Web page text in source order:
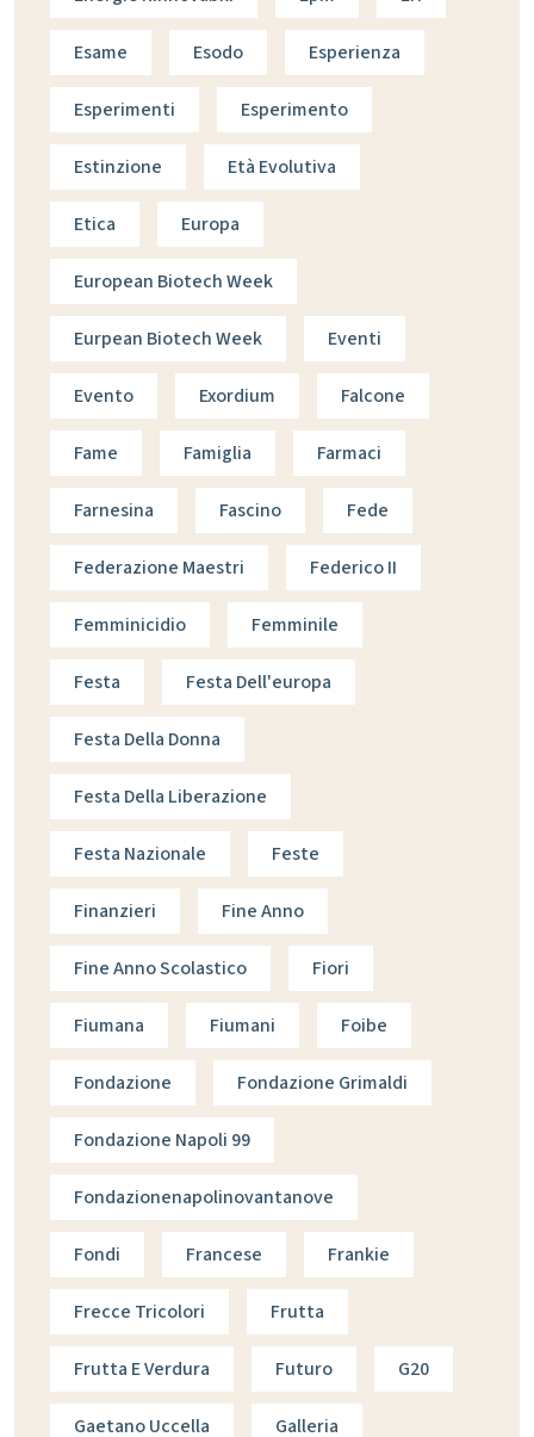
Esame Esodo Esperienza
Esperimenti Esperimento
Estinzione Età Evolutiva
Etica Europa
European Biotech Week
Eurpean Biotech Week Eventi
Evento Exordium Falcone
Fame Famiglia Farmaci
Farnesina Fascino Fede
Federazione Maestri Federico II
Femminicidio Femminile
Festa Festa Dell'europa
Festa Della Donna
Festa Della Liberazione
Festa Nazionale Feste
Finanzieri Fine Anno
Fine Anno Scolastico Fiori
Fiumana Fiumani Foibe
Fondazione Fondazione Grimaldi
Fondazione Napoli 99
Fondazionenapolinovantanove
Fondi Francese Frankie
Frecce Tricolori Frutta
Frutta E Verdura Futuro G20
Gaetano Uccella Galleria